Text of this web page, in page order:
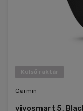
Külső raktár
Garmin
vivosmart 5,